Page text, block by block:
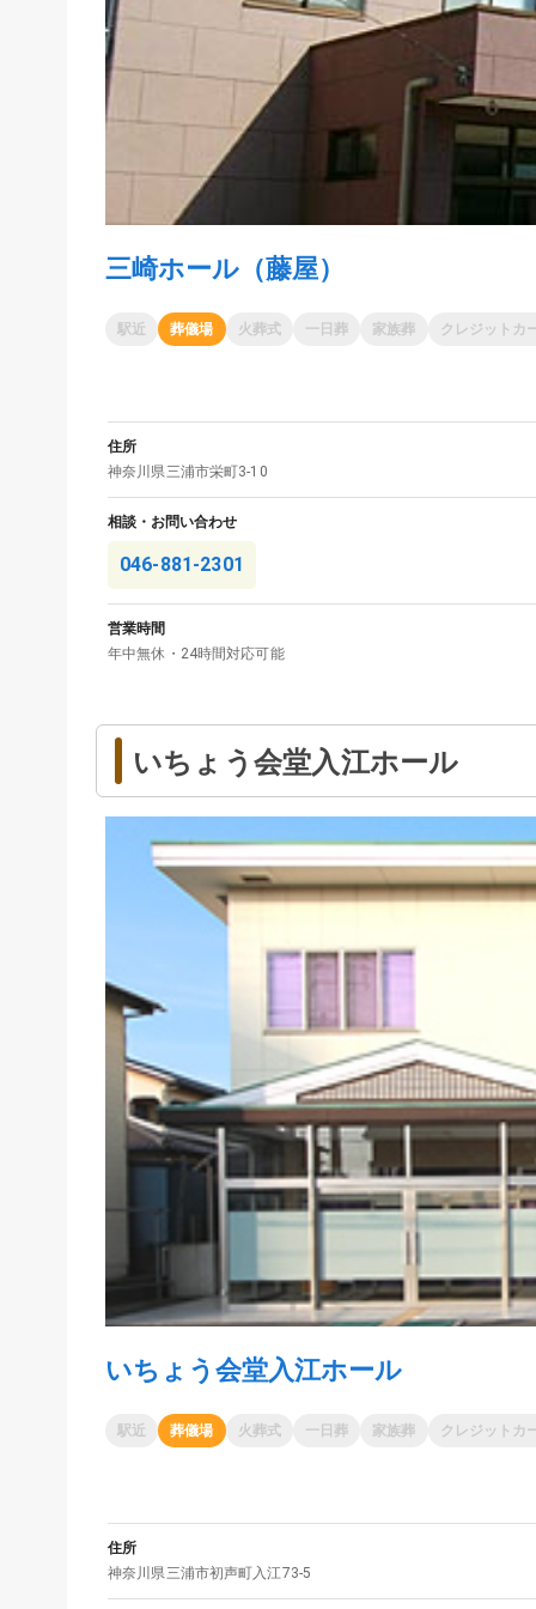
三崎ホール（藤屋）
駅近 葬儀場 火葬式 一日葬 家族葬 クレジットカ
住所
神奈川県三浦市栄町3-10
相談・お問い合わせ
046-881-2301
営業時間
年中無休・24時間対応可能
いちょう会堂入江ホール
いちょう会堂入江ホール
駅近 葬儀場 火葬式 一日葬 家族葬 クレジットカ
住所
神奈川県三浦市初声町入江73-5